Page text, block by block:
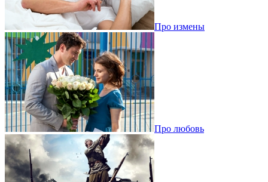
Про измены
Про любовь